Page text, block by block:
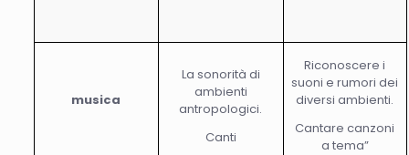
musica
La sonorità di
ambienti
antropologici.
Canti
Riconoscere i
suoni e rumori dei
diversi ambienti.
Cantare canzoni
a tema”